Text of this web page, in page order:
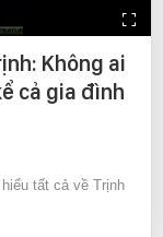
Không ai
cả gia đình
tất cả về Trịnh